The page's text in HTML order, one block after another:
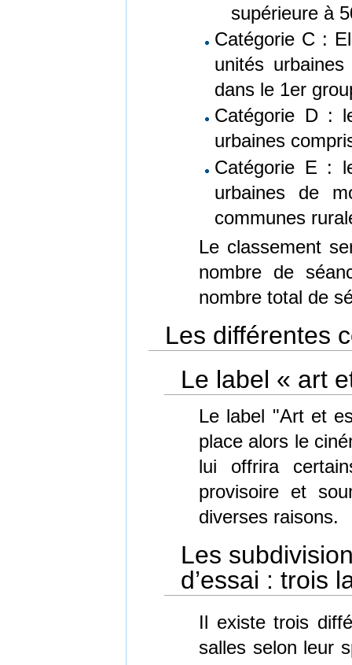
supérieure à
Catégorie C :
unités
dans le 1er
Catégorie D :
urbaines
Catégorie E :
urbaines de
communes
Le classement
nombre de
nombre total de
Les différentes
Le label « art
Le label "Art et
place alors le
lui offrira
provisoire et
diverses raisons.
Les
d’essai : trois
Il existe trois
salles selon leur